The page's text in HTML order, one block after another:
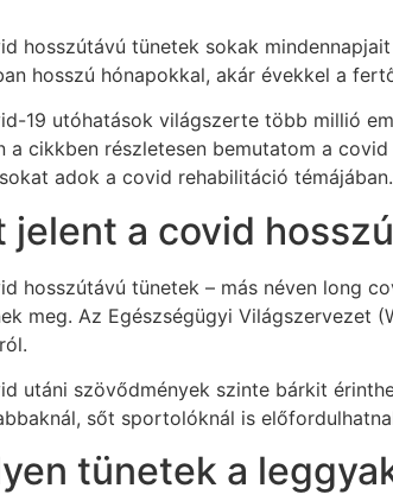
hosszútávú tünetek sokak
hosszú hónapokkal, akár évekkel a
19 utóhatások világszerte több millió
a cikkben részletesen bemutatom a
adok a covid rehabilitáció témájában.
jelent a covid
hosszútávú tünetek – más néven long
meg. Az Egészségügyi Világszervezet
utáni szövődmények szinte bárkit
sőt sportolóknál is
tünetek a